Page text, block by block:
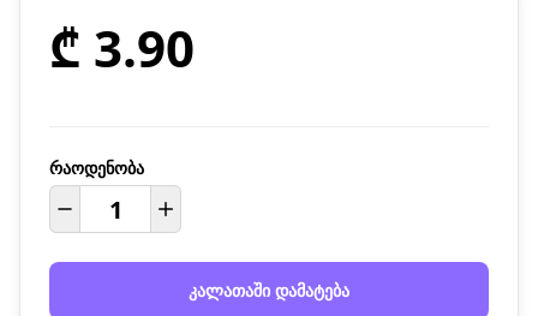
₾ 3.90
რაოდენობა
კალათაში დამატება